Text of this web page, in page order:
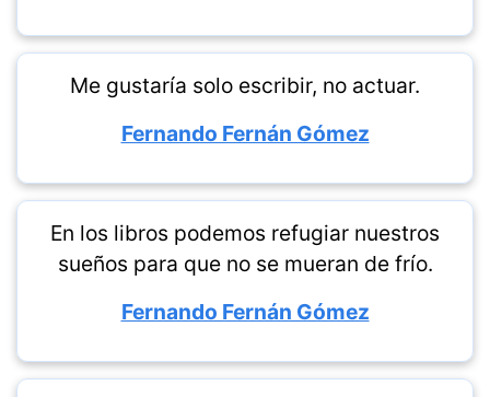
Me gustaría solo escribir, no actuar.
Fernando Fernán Gómez
En los libros podemos refugiar nuestros
sueños para que no se mueran de frío.
Fernando Fernán Gómez